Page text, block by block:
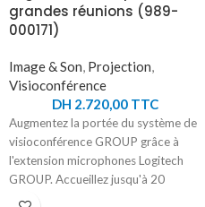
grandes réunions (989-
000171)
Image & Son Projection
Visioconférence
DH 2.720,00TTC
Augmentez la portée du système de
visioconférence GROUP grâce à
l'extension microphones Logitech
GROUP. Accueillez jusqu'à 20
personnes dans une grande salle et